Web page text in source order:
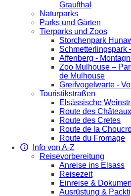
Graufthal
Naturparks
Parks und Gärten
Tierparks und Zoos
Storchenpark
Schmetterlingspark
Affenberg -
Zoo Mulhouse –
de Mulhouse
Greifvogelwarte -
Touristikstraßen
Elsässische
Route des Châteaux
Route des Cretes
Route de la
Route du Fromage
Info von A-Z
Reisevorbereitung
Anreise ins Elsass
Reisezeit
Einreise &
Ausrüstung &